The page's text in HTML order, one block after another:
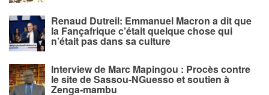
Renaud Dutreil: Emmanuel Macron a dit que
la Fançafrique c’était quelque chose qui
n’était pas dans sa culture
Interview de Marc Mapingou : Procès contre
le site de Sassou-NGuesso et soutien à
Zenga-mambu